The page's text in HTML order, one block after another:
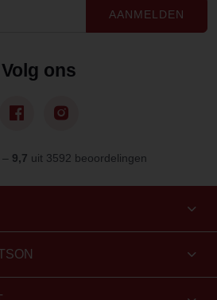
AANMELDEN
Volg ons
– 9,7 uit 3592 beoordelingen